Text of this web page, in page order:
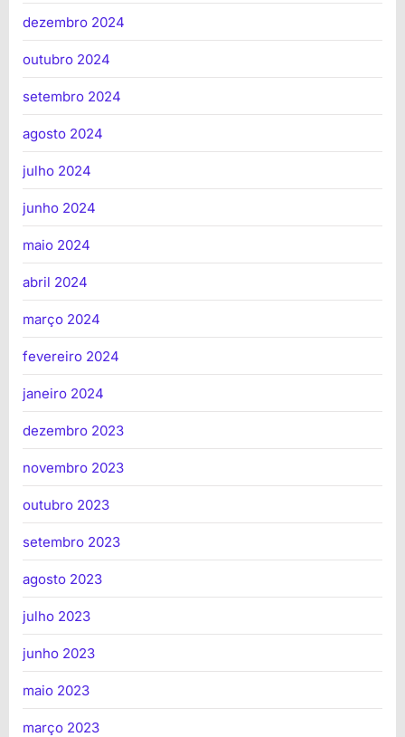
dezembro 2024
outubro 2024
setembro 2024
agosto 2024
julho 2024
junho 2024
maio 2024
abril 2024
março 2024
fevereiro 2024
janeiro 2024
dezembro 2023
novembro 2023
outubro 2023
setembro 2023
agosto 2023
julho 2023
junho 2023
maio 2023
março 2023